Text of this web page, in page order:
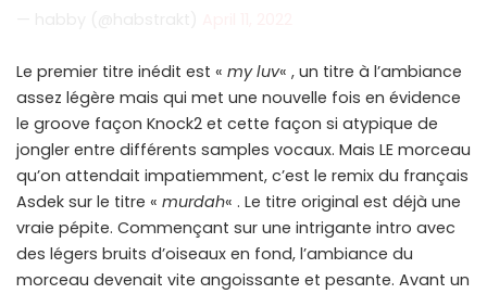
Le premier titre inédit est « my luv« , un titre à l’ambiance
assez légère mais qui met une nouvelle fois en évidence
le groove façon Knock2 et cette façon si atypique de
jongler entre différents samples vocaux. Mais LE morceau
qu’on attendait impatiemment, c’est le remix du français
Asdek sur le titre « murdah« . Le titre original est déjà une
vraie pépite. Commençant sur une intrigante intro avec
des légers bruits d’oiseaux en fond, l’ambiance du
morceau devenait vite angoissante et pesante. Avant un